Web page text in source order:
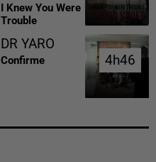
I Knew You Were
Trouble
DR YARO
Confirme 4h46
4h46